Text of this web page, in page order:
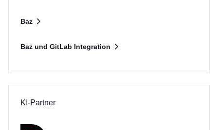
Baz und GitLab Integration
Baz
KI-Partner